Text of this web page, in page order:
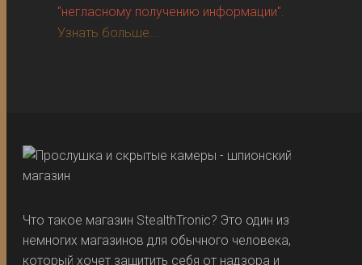
"негласному получению информации".
Узнать больше...
Что такое магазин StealthTronic? Это один из
немногих магазинов для обычного человека,
который хочет защитить себя от надзора и